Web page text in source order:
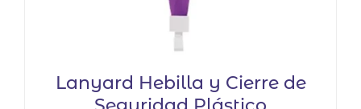
Lanyard Hebilla y Cierre de